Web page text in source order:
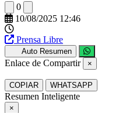
0
10/08/2025 12:46
Prensa Libre
Auto Resumen
Enlace de Compartir ×
COPIAR WHATSAPP
Resumen Inteligente
×